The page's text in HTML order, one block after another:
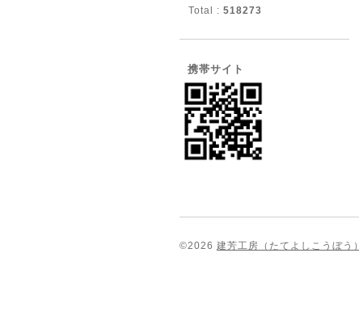
Total : 518273
携帯サイト
©2026 建芳工房（たてよしこうぼう）